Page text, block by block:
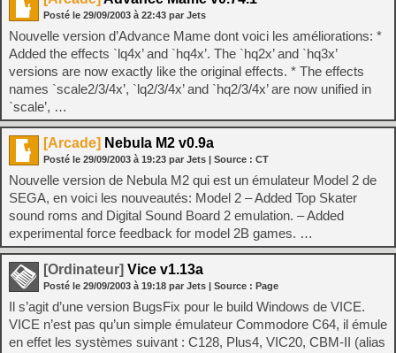
Posté le 29/09/2003 à 22:43 par Jets
Nouvelle version d’Advance Mame dont voici les améliorations: *
Added the effects `lq4x’ and `hq4x’. The `hq2x’ and `hq3x’
versions are now exactly like the original effects. * The effects
names `scale2/3/4x’, `lq2/3/4x’ and `hq2/3/4x’ are now unified in
`scale’, …
[Arcade] Nebula M2 v0.9a
Posté le 29/09/2003 à 19:23 par Jets | Source : CT
Nouvelle version de Nebula M2 qui est un émulateur Model 2 de
SEGA, en voici les nouveautés: Model 2 – Added Top Skater
sound roms and Digital Sound Board 2 emulation. – Added
experimental force feedback for model 2B games. …
[Ordinateur] Vice v1.13a
Posté le 29/09/2003 à 19:18 par Jets | Source : Page
Il s’agit d’une version BugsFix pour le build Windows de VICE.
VICE n’est pas qu’un simple émulateur Commodore C64, il émule
en effet les systèmes suivant : C128, Plus4, VIC20, CBM-II (alias